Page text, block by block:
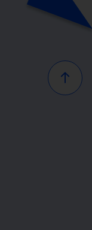
Haut